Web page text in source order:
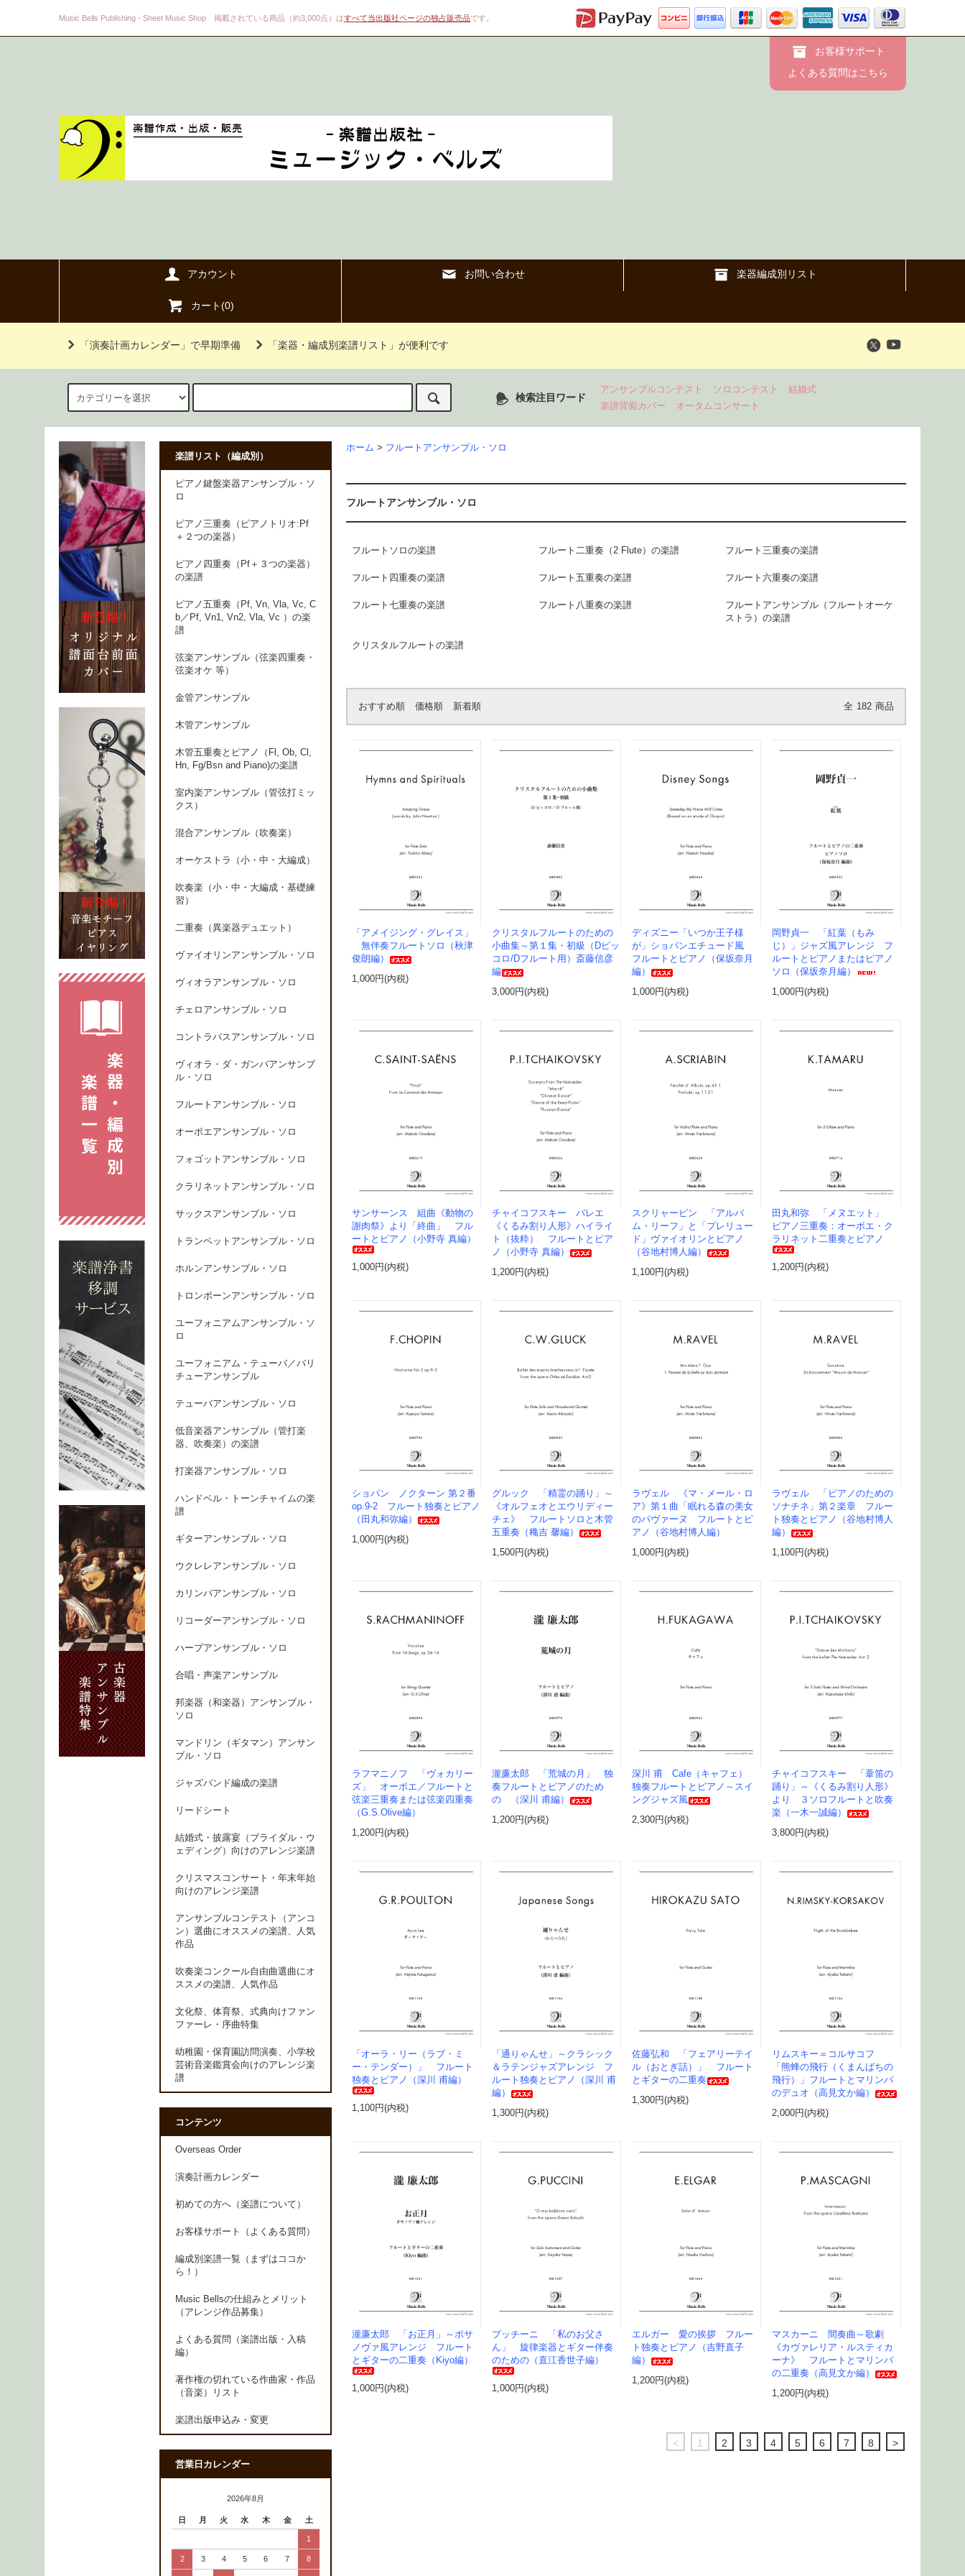
Music Bells Publishing - Sheet Music Shop 掲載されている商品（約3,000点）はすべて当出版社ページの独占販売品です。
お客様サポート
よくある質問はこちら
アカウント お問い合わせ 楽器編成別リスト
カート(0)
「演奏計画カレンダー」で早期準備 「楽器・編成別楽譜リスト」が便利です
検索注目ワード
アンサンブルコンテスト ソロコンテスト
結婚式
楽譜背面カバー
オータムコンサート
ホーム > フルートアンサンブル・ソロ
フルートアンサンブル・ソロ
フルートソロの楽譜 フルート二重奏（2 Flute）の楽譜 フルート三重奏の楽譜
フルート四重奏の楽譜 フルート五重奏の楽譜 フルート六重奏の楽譜
フルート七重奏の楽譜 フルート八重奏の楽譜
フルートアンサンブル（フルートオーケ
ストラ）の楽譜
クリスタルフルートの楽譜
おすすめ順 価格順 新着順 全 182 商品
「アメイジング・グレイス」
無伴奏フルートソロ（秋津
俊朗編）
1,000円(内税)
クリスタルフルートのための
小曲集～第１集・初級（Dピッ
コロ/Dフルート用）斎藤信彦
編
3,000円(内税)
ディズニー「いつか王子様
が」ショパンエチュード風
フルートとピアノ（保坂奈月
編）
1,000円(内税)
岡野貞一 「紅葉（もみ
じ）」ジャズ風アレンジ フ
ルートとピアノまたはピアノ
ソロ（保坂奈月編）
1,000円(内税)
サンサーンス 組曲《動物の
謝肉祭》より「終曲」 フル
ートとピアノ（小野寺 真編）
1,000円(内税)
チャイコフスキー バレエ
《くるみ割り人形》ハイライ
ト（抜粋） フルートとピア
ノ（小野寺 真編）
1,200円(内税)
スクリャービン 「アルバ
ム・リーフ」と「プレリュー
ド」ヴァイオリンとピアノ
（谷地村博人編）
1,100円(内税)
田丸和弥 「メヌエット」
ピアノ三重奏：オーボエ・ク
ラリネット二重奏とピアノ
1,200円(内税)
ショパン ノクターン 第２番
op.9-2 フルート独奏とピアノ
（田丸和弥編）
1,000円(内税)
グルック 「精霊の踊り」～
《オルフェオとエウリディー
チェ》 フルートソロと木管
五重奏（穐吉 馨編）
1,500円(内税)
ラヴェル 《マ・メール・ロ
ア》第１曲「眠れる森の美女
のパヴァーヌ フルートとピ
アノ（谷地村博人編）
1,000円(内税)
ラヴェル 「ピアノのための
ソナチネ」第２楽章 フルー
ト独奏とピアノ（谷地村博人
編）
1,100円(内税)
ラフマニノフ 「ヴォカリー
ズ」 オーボエ／フルートと
弦楽三重奏または弦楽四重奏
（G.S.Olive編）
1,200円(内税)
瀧廉太郎 「荒城の月」 独
奏フルートとピアノのため
の （深川 甫編）
1,200円(内税)
深川 甫 Cafe（キャフェ）
独奏フルートとピアノ～スイ
ングジャズ風
2,300円(内税)
チャイコフスキー 「葦笛の
踊り」～《くるみ割り人形》
より ３ソロフルートと吹奏
楽（一木一誠編）
3,800円(内税)
「オーラ・リー（ラブ・ミ
ー・テンダー）」 フルート
独奏とピアノ（深川 甫編）
1,100円(内税)
「通りゃんせ」～クラシック
＆ラテンジャズアレンジ フ
ルート独奏とピアノ（深川 甫
編）
1,300円(内税)
佐藤弘和 「フェアリーテイ
ル（おとぎ話）」 フルート
とギターの二重奏
1,300円(内税)
リムスキー＝コルサコフ
「熊蜂の飛行（くまんばちの
飛行）」フルートとマリンバ
のデュオ（高見文か編）
2,000円(内税)
瀧廉太郎 「お正月」～ボサ
ノヴァ風アレンジ フルート
とギターの二重奏（Kiyo編）
1,000円(内税)
プッチーニ 「私のお父さ
ん」 旋律楽器とギター伴奏
のための（直江香世子編）
1,000円(内税)
エルガー 愛の挨拶 フルー
ト独奏とピアノ（吉野直子
編）
1,200円(内税)
マスカーニ 間奏曲～歌劇
《カヴァレリア・ルスティカ
ーナ》 フルートとマリンバ
の二重奏（高見文か編）
1,200円(内税)
< 1 2 3 4 5 6 7 8 >
楽譜リスト（編成別）
ピアノ鍵盤楽器アンサンブル・ソ
ロ
ピアノ三重奏（ピアノトリオ:Pf
＋２つの楽器）
ピアノ四重奏（Pf＋３つの楽器）
の楽譜
ピアノ五重奏（Pf, Vn, Vla, Vc, C
b／Pf, Vn1, Vn2, Vla, Vc ）の楽
譜
弦楽アンサンブル（弦楽四重奏・
弦楽オケ 等）
金管アンサンブル
木管アンサンブル
木管五重奏とピアノ（Fl, Ob, Cl,
Hn, Fg/Bsn and Piano)の楽譜
室内楽アンサンブル（管弦打ミッ
クス）
混合アンサンブル（吹奏楽）
オーケストラ（小・中・大編成）
吹奏楽（小・中・大編成・基礎練
習）
二重奏（異楽器デュエット）
ヴァイオリンアンサンブル・ソロ
ヴィオラアンサンブル・ソロ
チェロアンサンブル・ソロ
コントラバスアンサンブル・ソロ
ヴィオラ・ダ・ガンバアンサンブ
ル・ソロ
フルートアンサンブル・ソロ
オーボエアンサンブル・ソロ
フォゴットアンサンブル・ソロ
クラリネットアンサンブル・ソロ
サックスアンサンブル・ソロ
トランペットアンサンブル・ソロ
ホルンアンサンブル・ソロ
トロンボーンアンサンブル・ソロ
ユーフォニアムアンサンブル・ソ
ロ
ユーフォニアム・テューバ／バリ
チューアンサンブル
テューバアンサンブル・ソロ
低音楽器アンサンブル（管打楽
器、吹奏楽）の楽譜
打楽器アンサンブル・ソロ
ハンドベル・トーンチャイムの楽
譜
ギターアンサンブル・ソロ
ウクレレアンサンブル・ソロ
カリンバアンサンブル・ソロ
リコーダーアンサンブル・ソロ
ハープアンサンブル・ソロ
合唱・声楽アンサンブル
邦楽器（和楽器）アンサンブル・
ソロ
マンドリン（ギタマン）アンサン
ブル・ソロ
ジャズバンド編成の楽譜
リードシート
結婚式・披露宴（ブライダル・ウ
ェディング）向けのアレンジ楽譜
クリスマスコンサート・年末年始
向けのアレンジ楽譜
アンサンブルコンテスト（アンコ
ン）選曲にオススメの楽譜、人気
作品
吹奏楽コンクール自由曲選曲にオ
ススメの楽譜、人気作品
文化祭、体育祭、式典向けファン
ファーレ・序曲特集
幼稚園・保育園訪問演奏、小学校
芸術音楽鑑賞会向けのアレンジ楽
譜
コンテンツ
Overseas Order
演奏計画カレンダー
初めての方へ（楽譜について）
お客様サポート（よくある質問）
編成別楽譜一覧（まずはココか
ら！）
Music Bellsの仕組みとメリット
（アレンジ作品募集）
よくある質問（楽譜出版・入稿
編）
著作権の切れている作曲家・作品
（音楽）リスト
楽譜出版申込み・変更
営業日カレンダー
2026年8月
日 月 火 水 木 金 土
1
2 3 4 5 6 7 8